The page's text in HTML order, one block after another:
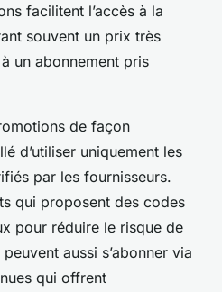
facilitent l’accès à la
souvent un prix très
un abonnement pris
de façon
d’utiliser uniquement les
par les fournisseurs.
qui proposent des codes
pour réduire le risque de
aussi s’abonner via
qui offrent